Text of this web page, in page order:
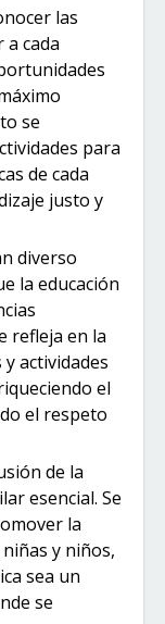
las
cada
se
para
de cada
justo y
diverso
la educación
refleja en la
actividades
el
el respeto
de la
esencial. Se
la
y niños,
sea un
se